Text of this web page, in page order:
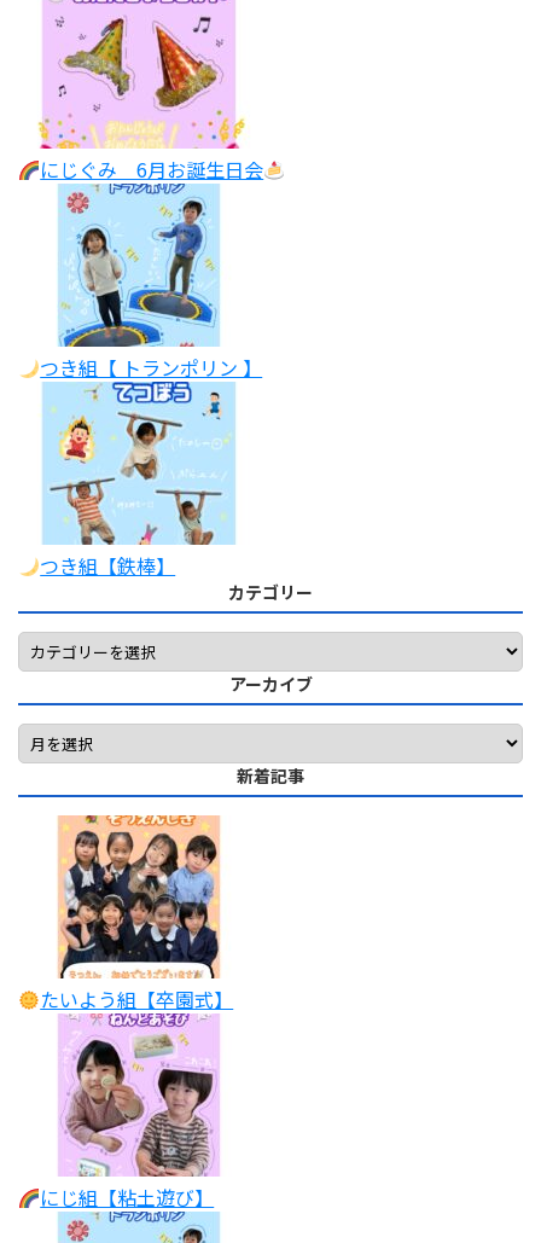
にじぐみ 6月お誕生日会
つき組【 トランポリン 】
つき組【鉄棒】
カテゴリー
アーカイブ
新着記事
たいよう組【卒園式】
にじ組【粘土遊び】